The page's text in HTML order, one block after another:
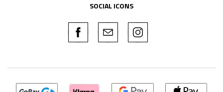
SOCIAL ICONS